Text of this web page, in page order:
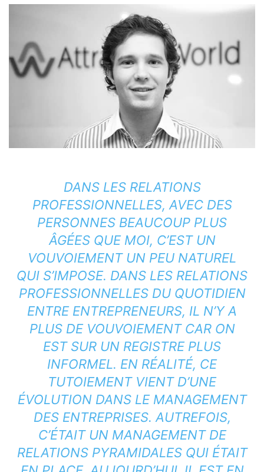
DANS LES RELATIONS
PROFESSIONNELLES, AVEC DES
PERSONNES BEAUCOUP PLUS
ÂGÉES QUE MOI, C’EST UN
VOUVOIEMENT UN PEU NATUREL
QUI S’IMPOSE. DANS LES RELATIONS
PROFESSIONNELLES DU QUOTIDIEN
ENTRE ENTREPRENEURS, IL N’Y A
PLUS DE VOUVOIEMENT CAR ON
EST SUR UN REGISTRE PLUS
INFORMEL. EN RÉALITÉ, CE
TUTOIEMENT VIENT D’UNE
ÉVOLUTION DANS LE MANAGEMENT
DES ENTREPRISES. AUTREFOIS,
C’ÉTAIT UN MANAGEMENT DE
RELATIONS PYRAMIDALES QUI ÉTAIT